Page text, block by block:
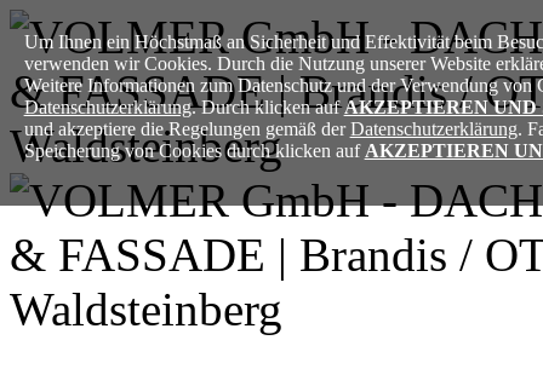
Um Ihnen ein Höchstmaß an Sicherheit und Effektivität beim
verwenden wir Cookies. Durch die Nutzung unserer Website
Weitere Informationen zum Datenschutz und der Verwendung von
Datenschutzerklärung. Durch klicken aufAKZEPTIEREN UND
und akzeptiere die Regelungen gemäß derDatenschutzerklärung.
Speicherung von Cookies durch klicken auf AKZEPTIEREN